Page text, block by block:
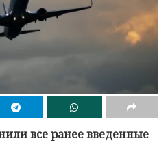
все ранее введенные